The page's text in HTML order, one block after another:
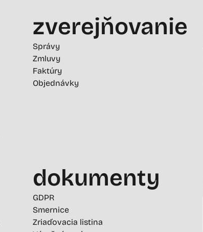
zverejňovanie
Správy
Zmluvy
Faktúry
Objednávky
dokumenty
GDPR
Smernice
Zriaďovacia listina